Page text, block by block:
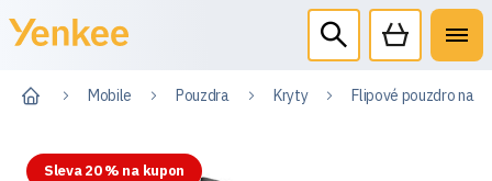
Mobile Pouzdra Kryty Flipové pouzdro na
Sleva 20 % na kupon